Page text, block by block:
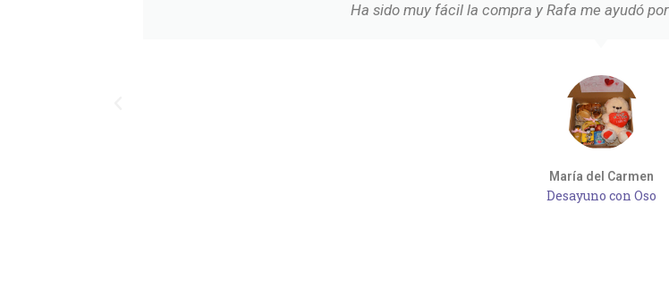
Ha sido muy fácil la compra y Rafa me ayudó
María del Carmen
Desayuno con Oso